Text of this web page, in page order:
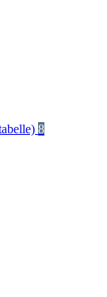
8